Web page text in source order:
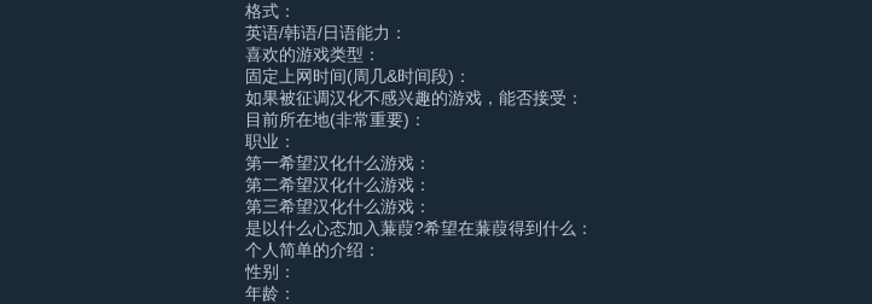
格式：
英语/韩语/日语能力：
喜欢的游戏类型：
固定上网时间(周几&时间段)：
如果被征调汉化不感兴趣的游戏，能否接受：
目前所在地(非常重要)：
职业：
第一希望汉化什么游戏：
第二希望汉化什么游戏：
第三希望汉化什么游戏：
是以什么心态加入蒹葭?希望在蒹葭得到什么：
个人简单的介绍：
性别：
年龄：